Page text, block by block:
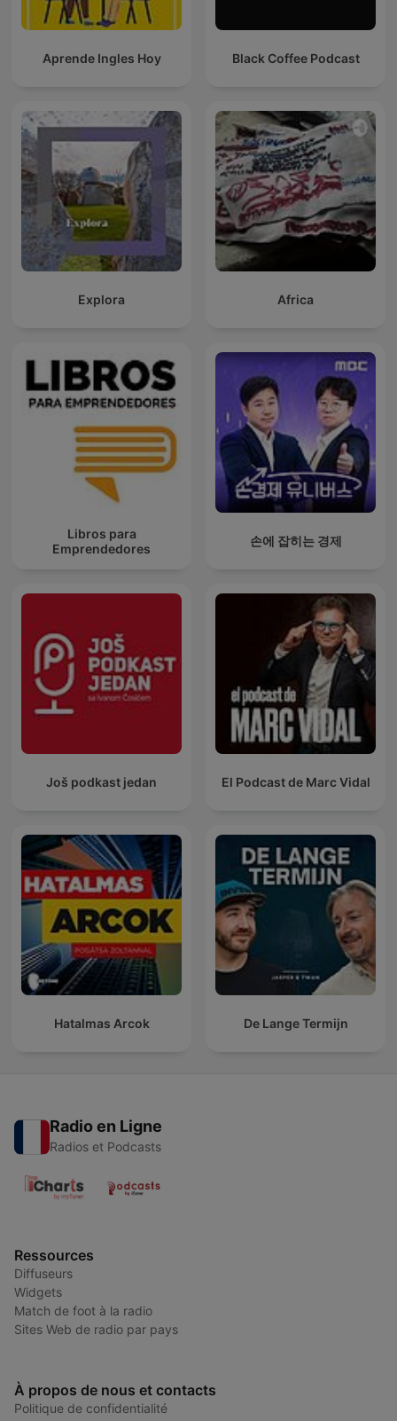
Aprende Ingles Hoy Black Coffee Podcast
Explora Africa
Libros para
Emprendedores
손에 잡히는 경제
Još podkast jedan El Podcast de Marc Vidal
Hatalmas Arcok De Lange Termijn
Radio en Ligne
Radios et Podcasts
Ressources
Diffuseurs
Widgets
Match de foot à la radio
Sites Web de radio par pays
À propos de nous et contacts
Politique de confidentialité